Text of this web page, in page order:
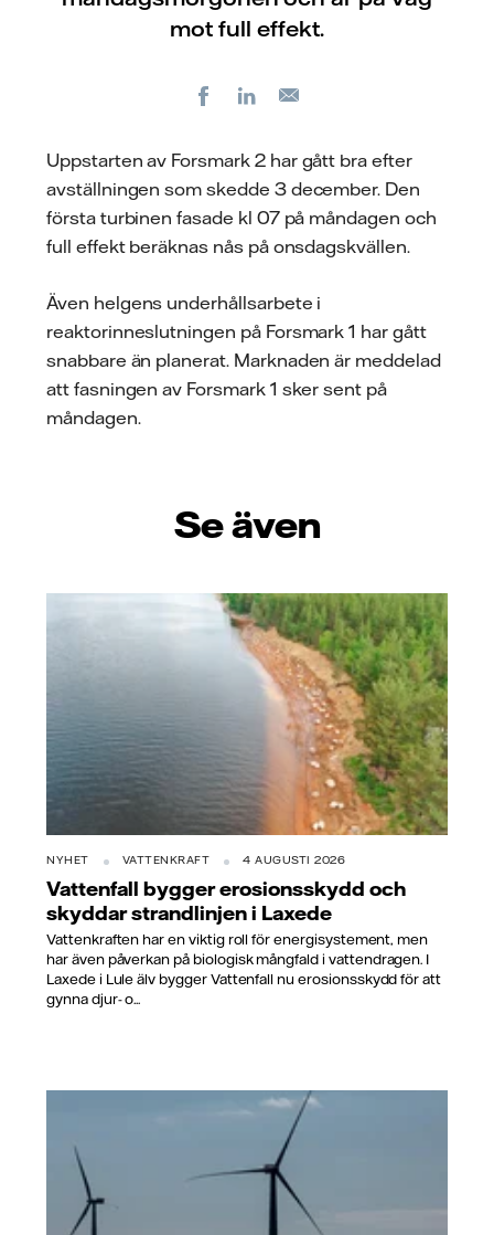
mot full effekt.
FacebookLinkedIn
Uppstarten av Forsmark 2 har gått bra efter
avställningen som skedde 3 december. Den
första turbinen fasade kl 07 på måndagen och
full effekt beräknas nås på onsdagskvällen.
Även helgens underhållsarbete i
reaktorinneslutningen på Forsmark 1 har gått
snabbare än planerat. Marknaden är meddelad
att fasningen av Forsmark 1 sker sent på
måndagen.
Se även
NYHET VATTENKRAFT 4 AUGUSTI 2026
Vattenfall bygger erosionsskydd och
skyddar strandlinjen i Laxede
Vattenkraften har en viktig roll för energisystement, men
har även påverkan på biologisk mångfald i vattendragen. I
Laxede i Lule älv bygger Vattenfall nu erosionsskydd för att
gynna djur- o...